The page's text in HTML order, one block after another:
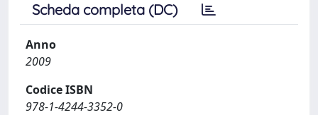
Scheda completa (DC)
Anno
2009
Codice ISBN
978-1-4244-3352-0